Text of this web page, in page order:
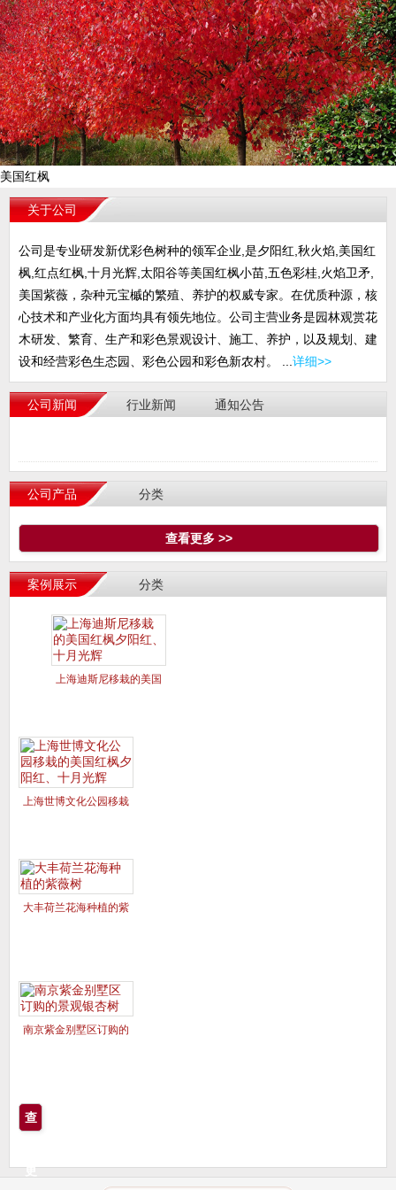
美国红枫
关于公司
公司是专业研发新优彩色树种的领军企业,是夕阳红,秋火焰,美国红
枫,红点红枫,十月光辉,太阳谷等美国红枫小苗,五色彩桂,火焰卫矛,
美国紫薇，杂种元宝槭的繁殖、养护的权威专家。在优质种源，核
心技术和产业化方面均具有领先地位。公司主营业务是园林观赏花
木研发、繁育、生产和彩色景观设计、施工、养护，以及规划、建
设和经营彩色生态园、彩色公园和彩色新农村。 ...详细>>
公司新闻 行业新闻 通知公告
公司产品 分类
查看更多 >>
案例展示 分类
上海迪斯尼移栽的美国
上海世博文化公园移栽
大丰荷兰花海种植的紫
南京紫金别墅区订购的
查
更